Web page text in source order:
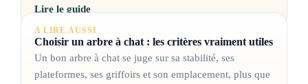
Lire le guide
A LIRE AUSSI
Choisir un arbre à chat : les critères vraiment utiles
Un bon arbre à chat se juge sur sa stabilité, ses
plateformes, ses griffoirs et son emplacement, plus que